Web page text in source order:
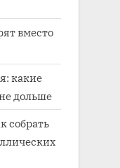
вместо
какие
дольше
собрать